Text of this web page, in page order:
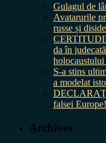
Gulagul de
Avatarurile
russe și
da în
S-a stins
a modelat
falsei
Archives